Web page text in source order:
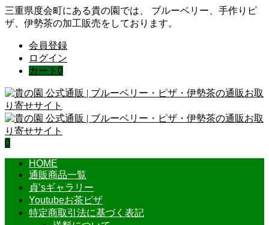
三重県度会町にある貴の園では、 ブルーベリー、手作りピ
ザ、伊勢茶の加工販売をしております。
会員登録
ログイン
カート 0
0
HOME
通販商品一覧
貞’sギャラリー
Youtubeお茶ピザ
特定商取引法に基づく表記